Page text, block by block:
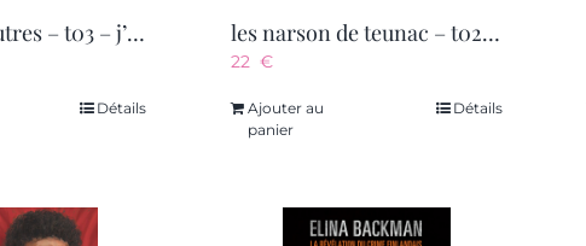
le pays des autres – t03 – j’emporterai le feu
Détails
les narson de teunac – t02 – les narson de teunac 1789-1792 – les exiles de teunac
22 €
Ajouter au
panier
Détails